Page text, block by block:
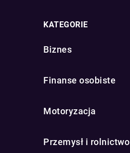
KATEGORIE
Biznes
Finanse osobiste
Motoryzacja
Przemysł i rolnictwo